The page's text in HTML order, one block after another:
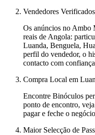
Vendedores
Os anúncios no Ambo
reais de Angola:
Luanda, Benguela,
perfil do vendedor, o
contacto com
Compra Local em
Encontre Binóculos
ponto de encontro,
pagar e feche o
Maior Selecção de